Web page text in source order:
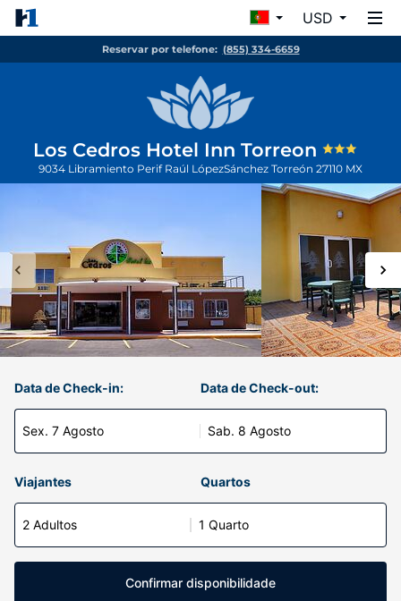
USD
Reservar por telefone: (855) 334-6659
Los Cedros Hotel Inn Torreon
9034 Libramiento Perif Raúl LópezSánchez Torreón 27110 MX
Data de Check-in:
Sex. 7 Agosto
Data de Check-out:
Sab. 8 Agosto
Viajantes Quartos
2 Adultos 1 Quarto
Confirmar disponibilidade